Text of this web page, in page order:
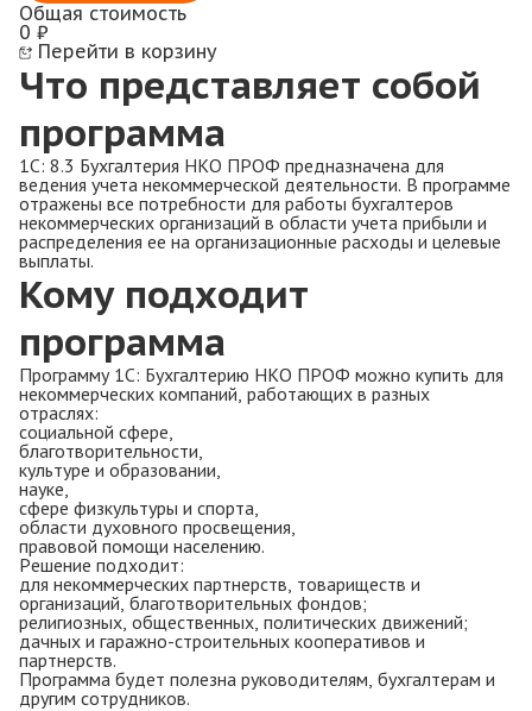
Общая стоимость
0 ₽
Перейти в корзину
Что представляет собой
программа
1С: 8.3 Бухгалтерия НКО ПРОФ предназначена для
ведения учета некоммерческой деятельности. В программе
отражены все потребности для работы бухгалтеров
некоммерческих организаций в области учета прибыли и
распределения ее на организационные расходы и целевые
выплаты.
Кому подходит
программа
Программу 1С: Бухгалтерию НКО ПРОФ можно купить для
некоммерческих компаний, работающих в разных
отраслях:
социальной сфере,
благотворительности,
культуре и образовании,
науке,
сфере физкультуры и спорта,
области духовного просвещения,
правовой помощи населению.
Решение подходит:
для некоммерческих партнерств, товариществ и
организаций, благотворительных фондов;
религиозных, общественных, политических движений;
дачных и гаражно-строительных кооперативов и
партнерств.
Программа будет полезна руководителям, бухгалтерам и
другим сотрудников.